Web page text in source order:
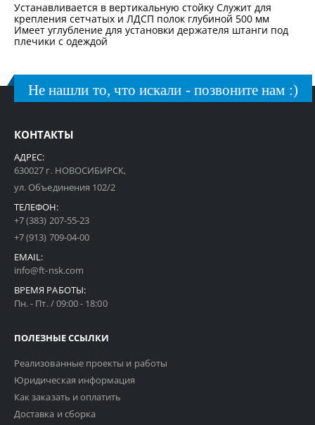
Устанавливается в вертикальную стойку Служит для
крепления сетчатых и ЛДСП полок глубиной 500 мм
Имеет углубление для установки держателя штанги под
плечики с одеждой
Не нашли то, что искали - позвоните нам :)
КОНТАКТЫ
АДРЕС:
630027 г. НОВОСИБИРСК,
ул. Объединения 102/2
ТЕЛЕФОН:
+7 (383) 207-55-23
+7 (913) 709-04-00
EMAIL:
info@ft-nsk.com
ВРЕМЯ РАБОТЫ:
Пн. - Пт. / 09:00 - 18:00
ПОЛЕЗНЫЕ ССЫЛКИ
Реализованные проекты и работы
Юридическая информация
Как заказать и оплатить
Доставка и сборка